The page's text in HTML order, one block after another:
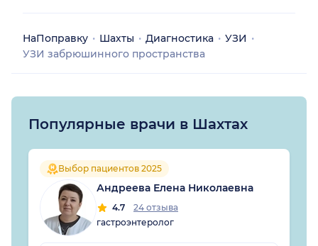
НаПоправку Шахты Диагностика
УЗИ
УЗИ забрюшинного пространства
Популярные врачи в Шахтах
Выбор пациентов 2025
Андреева Елена Николаевна
4.7
24 отзыва
гастроэнтеролог